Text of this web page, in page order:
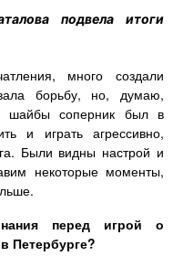
подвела итоги
много создали
борьбу, но, думаю,
шайбы соперник был в
и играть агрессивно,
Были видны настрой и
некоторые моменты,
перед игрой о
Петербурге?